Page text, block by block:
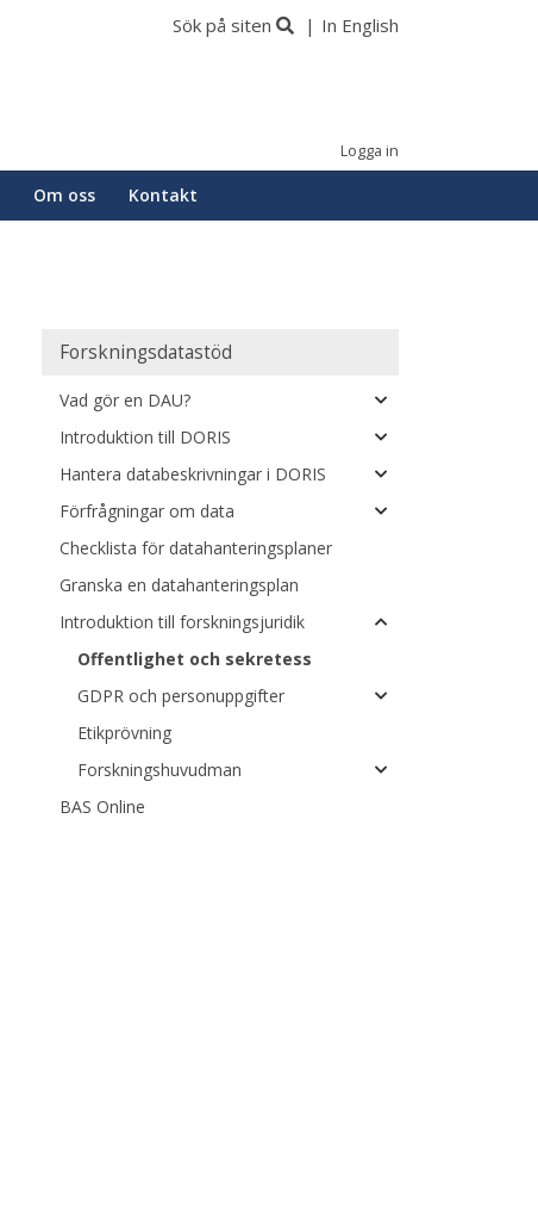
Sök på siten In English
Logga in
Om oss Kontakt
Huvudmeny
Forskningsdatastöd
Vad gör en DAU?
Introduktion till DORIS
Hantera databeskrivningar i DORIS
Förfrågningar om data
Checklista för datahanteringsplaner
Granska en datahanteringsplan
Introduktion till forskningsjuridik
Offentlighet och sekretess
GDPR och personuppgifter
Etikprövning
Forskningshuvudman
BAS Online